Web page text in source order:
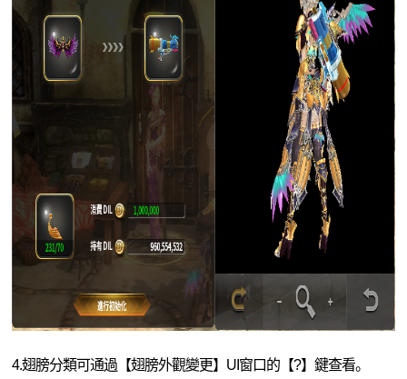
4.翅膀分類可通過【翅膀外觀變更】UI窗口的【?】鍵查看。